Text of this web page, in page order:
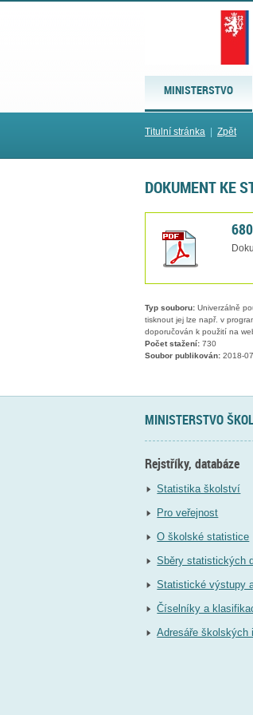
MINISTERSTVO
Titulní stránka Zpět
DOKUMENT KE
Typ souboru: Univerzálně
tisknout jej lze např. v
doporučován k použití na
Počet stažení: 730
Soubor publikován: 2018-
MINISTERSTVO
Rejstříky, databáze
Statistika školství
Pro veřejnost
O školské statistice
Sběry statistických
Statistické výstupy
Číselníky a
Adresáře školských